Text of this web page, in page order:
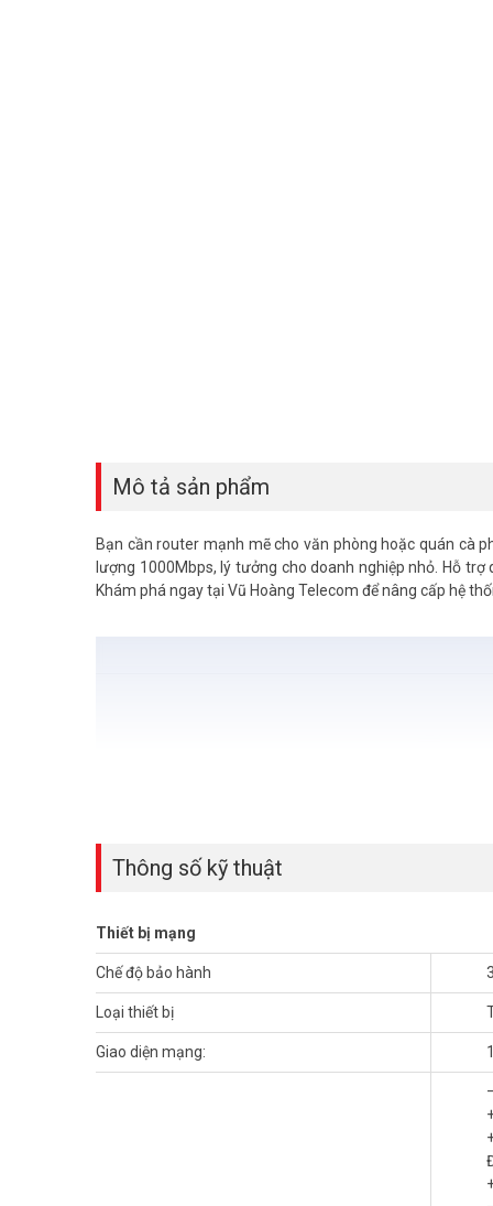
Mô tả sản phẩm
Bạn cần router mạnh mẽ cho văn phòng hoặc quán cà
lượng 1000Mbps, lý tưởng cho doanh nghiệp nhỏ. Hỗ
Khám phá ngay tại Vũ Hoàng Telecom để nâng cấp hệ
Tính năng nổi bật của Router Ruijie
Thông số kỹ thuật
Thiết bị mạng
Chế độ bảo hành
Loại thiết bị
Giao diện mạng: